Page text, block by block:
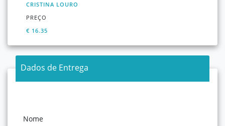
CRISTINA LOURO
PREÇO
€ 16.35
Dados de Entrega
Nome